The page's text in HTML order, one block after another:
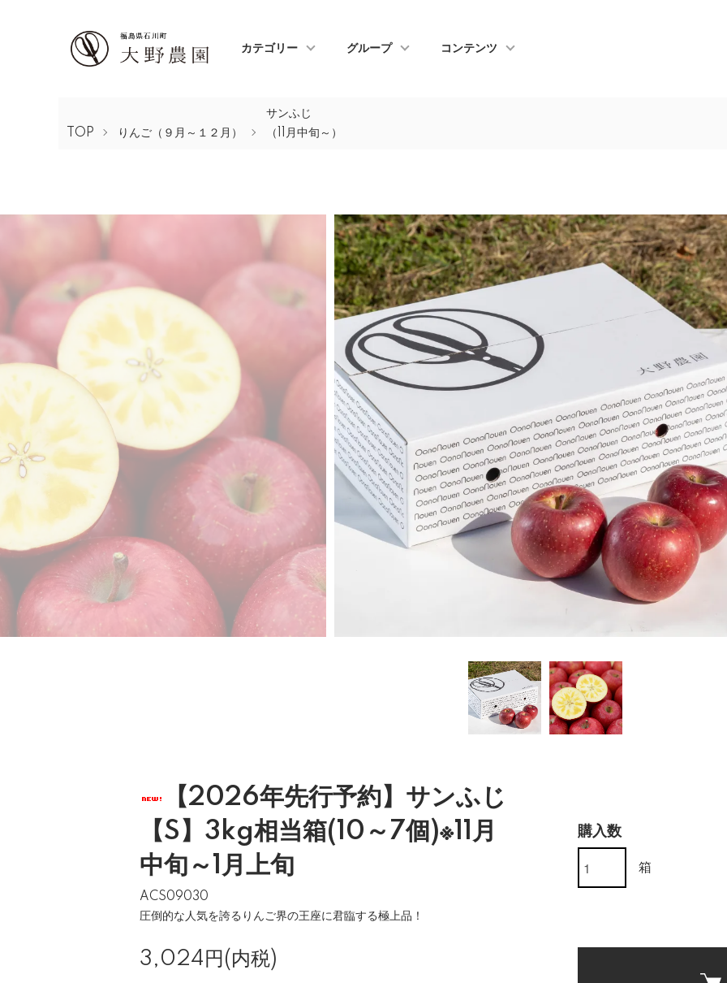
カテゴリー グループ コンテンツ
TOP りんご（９月～１２月）
サンふじ
（11月中旬～）
【2026年先行予約】サンふじ
【S】3kg相当箱(10～7個)※11月
中旬～1月上旬
ACS09030
圧倒的な人気を誇るりんご界の王座に君臨する極上品！
3,024円(内税)
購入数
箱